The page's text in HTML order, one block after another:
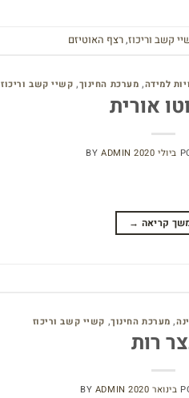
קשב וריכוז,רצף האוטיזם
למידה, מערכת החינוך, קשיי קשב וריכוז
אורית
BY ADMIN
קריאה →
, מערכת החינוך, קשיי קשב וריכוז
רות
BY ADMIN